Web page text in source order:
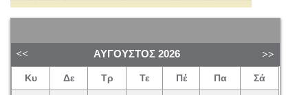
ΑΎΓΟΥΣΤΟΣ 2026
Κυ Δε Τρ Τε Πέ Πα Σά